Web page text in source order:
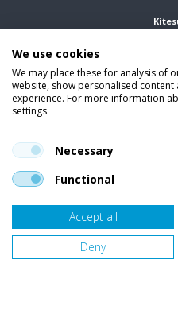
Vind ons op social media
En blijf op de hoogte van trends,
Onze klanten beoordelen Van Bellen
op basis van455beoordelingen.
We use cookies
We may place these for analysis of
website, show personalised
experience. For more information
settings.
Necessary
Functional
Accept all
Deny